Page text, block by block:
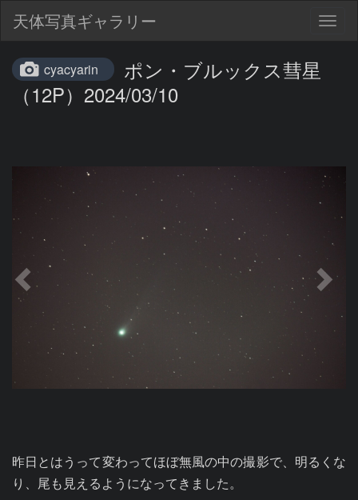
天体写真ギャラリー
cyacyarin
ポン・ブルックス彗星
（12P）2024/03/10
昨日とはうって変わってほぼ無風の中の撮影で、明るくな
り、尾も見えるようになってきました。